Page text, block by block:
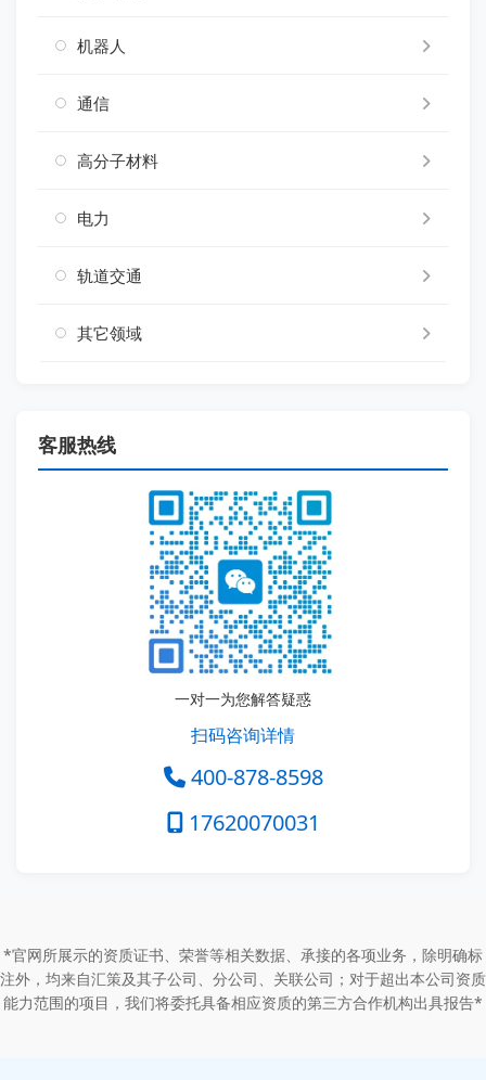
机器人
通信
高分子材料
电力
轨道交通
其它领域
客服热线
一对一为您解答疑惑
扫码咨询详情
400-878-8598
17620070031
*官网所展示的资质证书、荣誉等相关数据、承接的各项业务，除明确标
注外，均来自汇策及其子公司、分公司、关联公司；对于超出本公司资质
能力范围的项目，我们将委托具备相应资质的第三方合作机构出具报告*